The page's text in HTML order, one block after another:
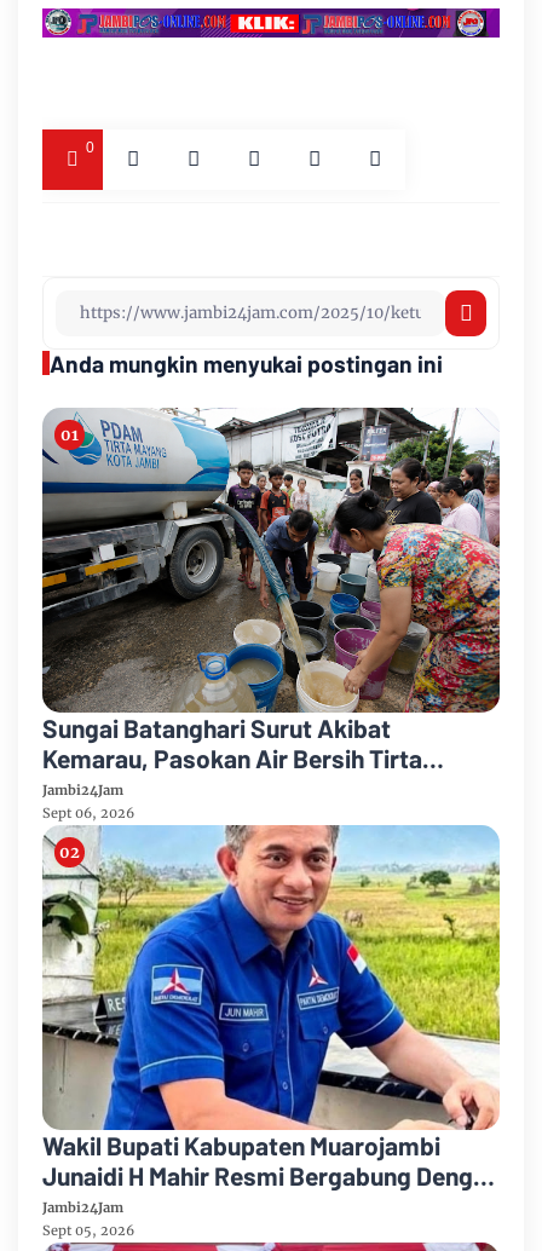
0
Anda mungkin menyukai postingan ini
Sungai Batanghari Surut Akibat
Kemarau, Pasokan Air Bersih Tirta
Mayang Jambi Keruh
Jambi24Jam
Sept 06, 2026
Wakil Bupati Kabupaten Muarojambi
Junaidi H Mahir Resmi Bergabung Dengan
Partai Demikrat
Jambi24Jam
Sept 05, 2026